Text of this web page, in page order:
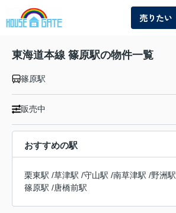
売りたい
東海道本線 篠原駅の物件一覧
篠原駅
販売中
おすすめの駅
栗東駅 /草津駅 /守山駅 /南草津駅 /野洲駅
篠原駅 /唐橋前駅